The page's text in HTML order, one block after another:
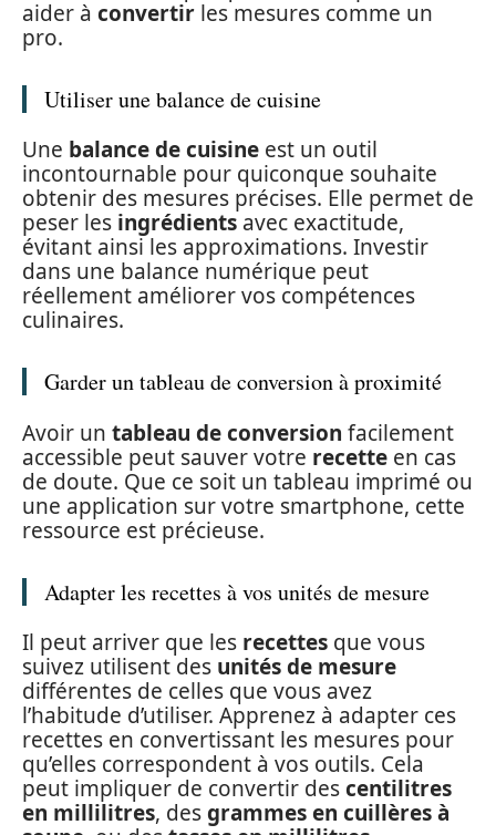
aider à convertir les mesures comme un
pro.
Utiliser une balance de cuisine
Une balance de cuisine est un outil
incontournable pour quiconque souhaite
obtenir des mesures précises. Elle permet de
peser les ingrédients avec exactitude,
évitant ainsi les approximations. Investir
dans une balance numérique peut
réellement améliorer vos compétences
culinaires.
Garder un tableau de conversion à proximité
Avoir un tableau de conversion facilement
accessible peut sauver votre recette en cas
de doute. Que ce soit un tableau imprimé ou
une application sur votre smartphone, cette
ressource est précieuse.
Adapter les recettes à vos unités de mesure
Il peut arriver que les recettes que vous
suivez utilisent des unités de mesure
différentes de celles que vous avez
l’habitude d’utiliser. Apprenez à adapter ces
recettes en convertissant les mesures pour
qu’elles correspondent à vos outils. Cela
peut impliquer de convertir descentilitres
en millilitres, desgrammes en cuillères à